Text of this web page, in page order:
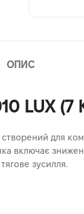
ОПИС
(7
для
включає
зусилля.